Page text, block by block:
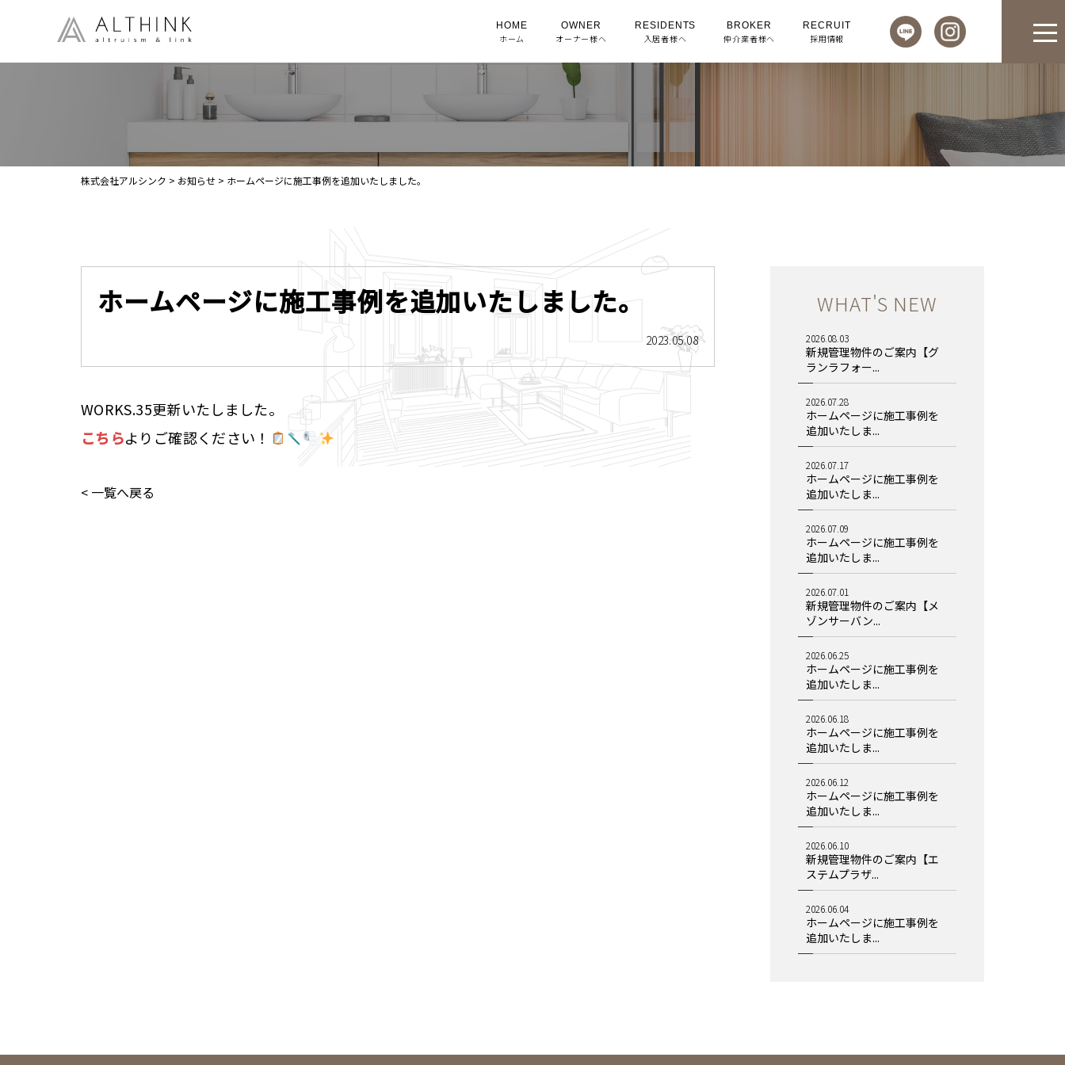
HOME
ホーム
OWNER
オーナー様へ
RESIDENTS
入居者様へ
BROKER
仲介業者様へ
RECRUIT
採用情報
株式会社アルシンク > お知らせ > ホームページに施工事例を追加いたしました。
ホームページに施工事例を追加いたしました。
2023.05.08
WORKS.35更新いたしました。
こちらよりご確認ください！
< 一覧へ戻る
WHAT'S NEW
2026.08.03
新規管理物件のご案内【グ
ランラフォー...
2026.07.28
ホームページに施工事例を
追加いたしま...
2026.07.17
ホームページに施工事例を
追加いたしま...
2026.07.09
ホームページに施工事例を
追加いたしま...
2026.07.01
新規管理物件のご案内【メ
ゾンサーバン...
2026.06.25
ホームページに施工事例を
追加いたしま...
2026.06.18
ホームページに施工事例を
追加いたしま...
2026.06.12
ホームページに施工事例を
追加いたしま...
2026.06.10
新規管理物件のご案内【エ
ステムプラザ...
2026.06.04
ホームページに施工事例を
追加いたしま...